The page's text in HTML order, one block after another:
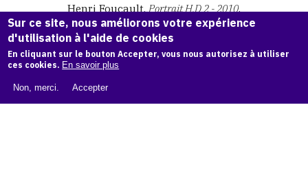
Henri Foucault, Portrait H.D 2 - 2010.
Catalogue raisonné Henri Foucault, OAM.ark:38997/o1pv
w0
COPIER LA CITATION
Sur ce site, nous améliorons votre expérience
d'utilisation à l'aide de cookies
En cliquant sur le bouton Accepter, vous nous autorisez à utiliser
ces cookies. En savoir plus
Non, merci. Accepter